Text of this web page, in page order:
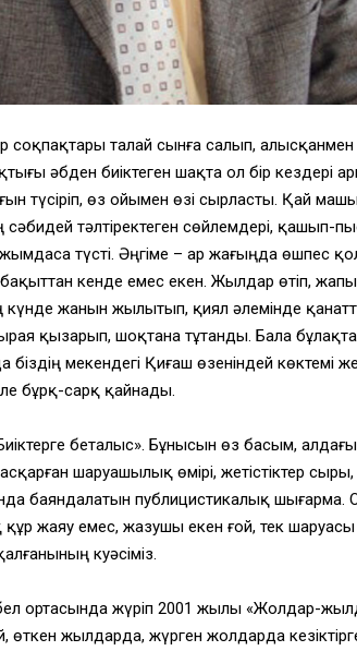
соқпақтары талай сынға салып,
әбден биіктеген шақта ол бір кездері
түсіріп, өз ойымен өзі сырласты. Қай
сәбидей тәлтіректеген сөйлемдері, қашып-
түсті. Әңгіме – ар жағыңда өшпес
бақыттан кенде емес екен. Жылдар өтіп,
күнде жанын жылытып, қиял әлемінде
қызарып, шоқтана тұтанды. Бала
мекендегі Қиғаш өзеніндей көктемі
бұрқ-сарқ қайнады.
беталыс». Бұнысын өз басым,
шаруашылық өмірі, жетістіктер
баяндалатын публицистикалық шығарма.
құр жаяу емес, жазушы екен ғой, тек
куәсіміз.
ортасында жүріп 2001 жылы «Жолдар-
өткен жылдарда, жүрген жолдарда